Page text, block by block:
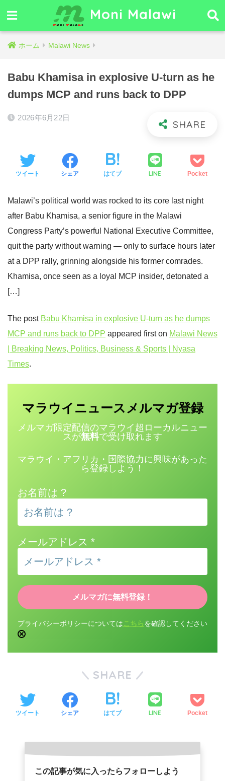
Moni Malawi
ホーム Malawi News
Babu Khamisa in explosive U‑turn as he
dumps MCP and runs back to DPP
2026年6月22日
ツイート シェア はてブ LINE Pocket
Malawi’s political world was rocked to its core last night
after Babu Khamisa, a senior figure in the Malawi
Congress Party’s powerful National Executive Committee,
quit the party without warning — only to surface hours later
at a DPP rally, grinning alongside his former comrades.
Khamisa, once seen as a loyal MCP insider, detonated a
[…]
The post Babu Khamisa in explosive U‑turn as he dumps
MCP and runs back to DPP appeared first on Malawi News
| Breaking News, Politics, Business & Sports | Nyasa
Times.
マラウイニュース メルマガ登録
メルマガ限定配信のマラウイ超ローカルニュー
スが無料で受け取れます
マラウイ・アフリカ・国際協力に興味があった
ら登録しよう！
お名前は ?
メールアドレス *
プライバシーポリシーについては こちら を確認してください
SHARE
ツイート シェア はてブ LINE Pocket
この記事が気に入ったらフォローしよう